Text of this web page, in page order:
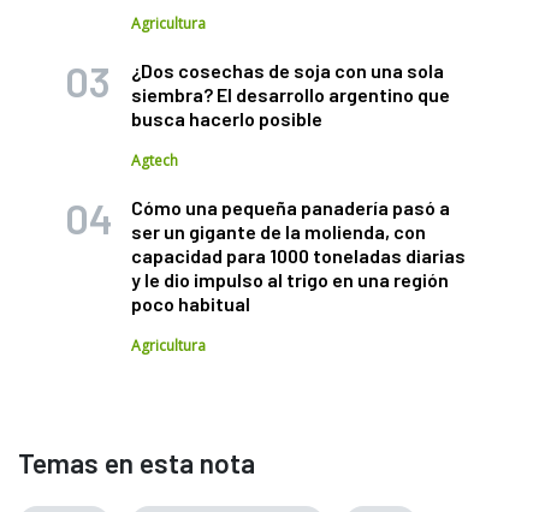
Agricultura
¿Dos cosechas de soja con una sola
siembra? El desarrollo argentino que
busca hacerlo posible
Agtech
Cómo una pequeña panadería pasó a
ser un gigante de la molienda, con
capacidad para 1000 toneladas diarias
y le dio impulso al trigo en una región
poco habitual
Agricultura
Temas en esta nota